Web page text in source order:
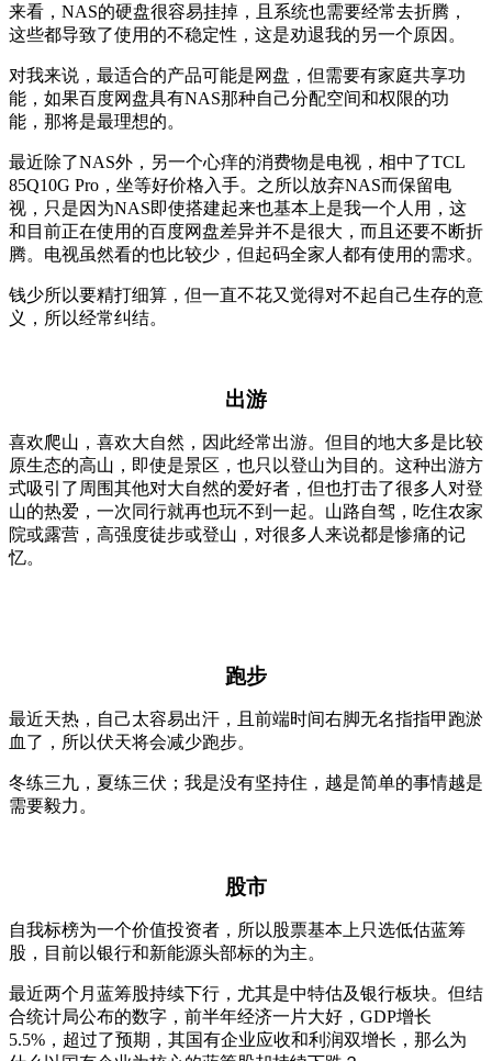
来看，NAS的硬盘很容易挂掉，且系统也需要经常去折腾，
这些都导致了使用的不稳定性，这是劝退我的另一个原因。
对我来说，最适合的产品可能是网盘，但需要有家庭共享功
能，如果百度网盘具有NAS那种自己分配空间和权限的功
能，那将是最理想的。
最近除了NAS外，另一个心痒的消费物是电视，相中了TCL
85Q10G Pro，坐等好价格入手。之所以放弃NAS而保留电
视，只是因为NAS即使搭建起来也基本上是我一个人用，这
和目前正在使用的百度网盘差异并不是很大，而且还要不断折
腾。电视虽然看的也比较少，但起码全家人都有使用的需求。
钱少所以要精打细算，但一直不花又觉得对不起自己生存的意
义，所以经常纠结。
出游
喜欢爬山，喜欢大自然，因此经常出游。但目的地大多是比较
原生态的高山，即使是景区，也只以登山为目的。这种出游方
式吸引了周围其他对大自然的爱好者，但也打击了很多人对登
山的热爱，一次同行就再也玩不到一起。山路自驾，吃住农家
院或露营，高强度徒步或登山，对很多人来说都是惨痛的记
忆。
跑步
最近天热，自己太容易出汗，且前端时间右脚无名指指甲跑淤
血了，所以伏天将会减少跑步。
冬练三九，夏练三伏；我是没有坚持住，越是简单的事情越是
需要毅力。
股市
自我标榜为一个价值投资者，所以股票基本上只选低估蓝筹
股，目前以银行和新能源头部标的为主。
最近两个月蓝筹股持续下行，尤其是中特估及银行板块。但结
合统计局公布的数字，前半年经济一片大好，GDP增长
5.5%，超过了预期，其国有企业应收和利润双增长，那么为